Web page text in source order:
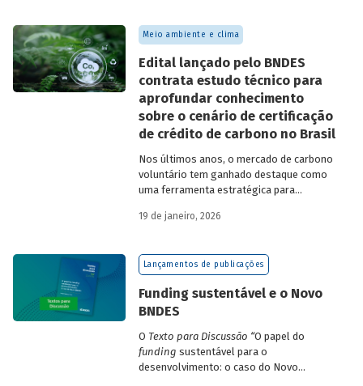
Meio ambiente e clima
Edital lançado pelo BNDES
contrata estudo técnico para
aprofundar conhecimento
sobre o cenário de certificação
de crédito de carbono no Brasil
Nos últimos anos, o mercado de carbono
voluntário tem ganhado destaque como
uma ferramenta estratégica para
de carbono e demonstrar compromisso
19 de janeiro, 2026
Lançamentos de publicações
Funding sustentável e o Novo
BNDES
O Texto para Discussão “O papel do
funding sustentável para o
desenvolvimento: o caso do Novo